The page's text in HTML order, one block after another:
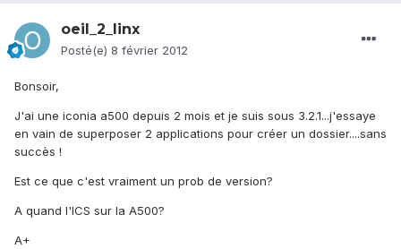
oeil_2_linx
Posté(e) 8 février 2012
Bonsoir,
J'ai une iconia a500 depuis 2 mois et je suis sous 3.2.1...j'essaye
en vain de superposer 2 applications pour créer un dossier....sans
succès !
Est ce que c'est vraiment un prob de version?
A quand l'ICS sur la A500?
A+